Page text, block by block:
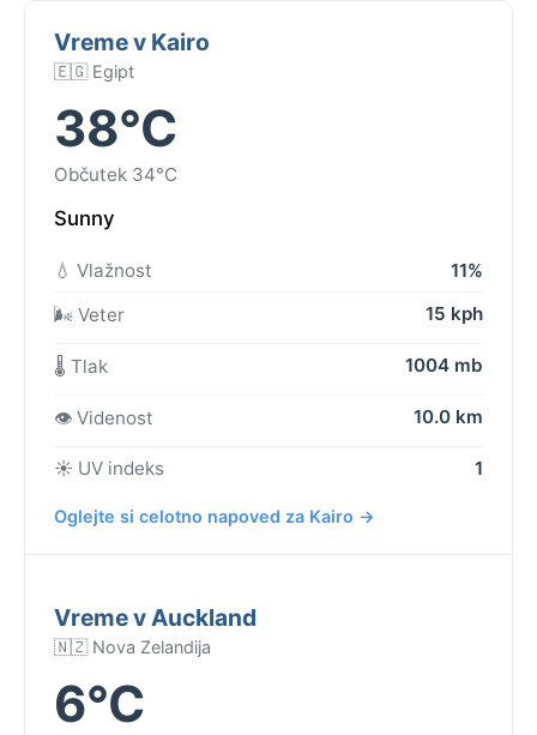
Vreme v Kairo
🇪🇬 Egipt
38°C
Občutek 34°C
Sunny
💧 Vlažnost
11%
🌬️ Veter
15 kph
🌡️ Tlak 1004 mb
👁️ Videnost 10.0 km
☀️ UV indeks 1
Oglejte si celotno napoved za Kairo →
Vreme v Auckland
🇳🇿 Nova Zelandija
6°C